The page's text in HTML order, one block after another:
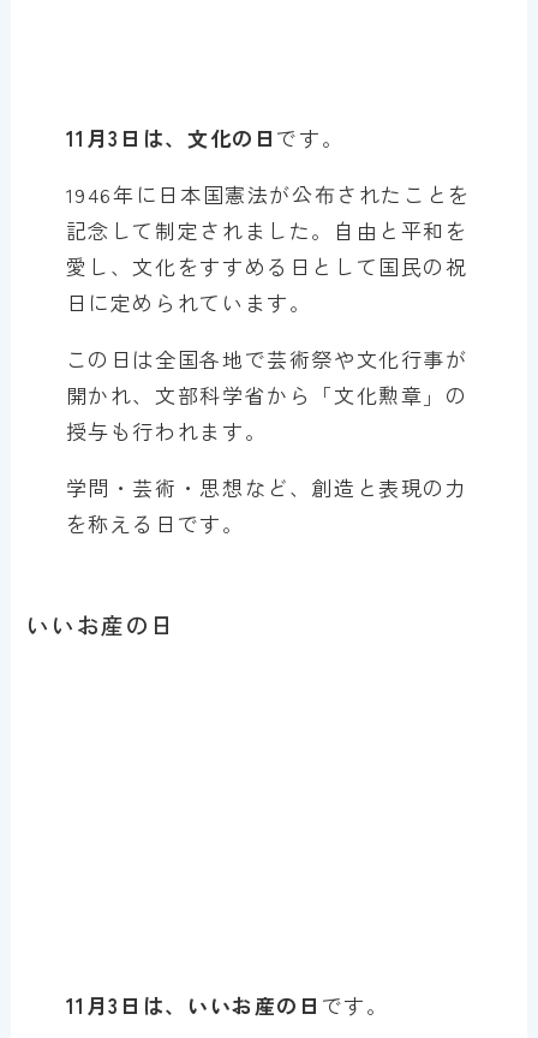
11月3日は、文化の日 です。
1946年に日本国憲法が公布されたことを
記念して制定されました。自由と平和を
愛し、文化をすすめる日として国民の祝
日に定められています。
この日は全国各地で芸術祭や文化行事が
開かれ、文部科学省から「文化勲章」の
授与も行われます。
学問・芸術・思想など、創造と表現の力
を称える日です。
いいお産の日
11月3日は、いいお産の日 です。